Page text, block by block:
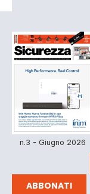
n.3 - Giugno 2026
ABBONATI